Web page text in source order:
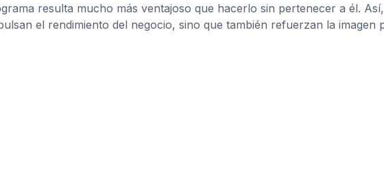
resulta mucho más ventajoso que hacerlo sin pertenecer a él.
el rendimiento del negocio, sino que también refuerzan la imagen